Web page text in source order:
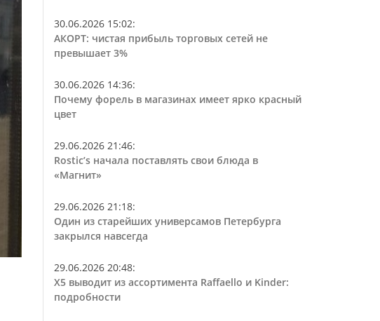
30.06.2026 15:02:
АКОРТ: чистая прибыль торговых сетей не
превышает 3%
30.06.2026 14:36:
Почему форель в магазинах имеет ярко красный
цвет
29.06.2026 21:46:
Rostic’s начала поставлять свои блюда в
«Магнит»
29.06.2026 21:18:
Один из старейших универсамов Петербурга
закрылся навсегда
29.06.2026 20:48:
Х5 выводит из ассортимента Raffaello и Kinder:
подробности